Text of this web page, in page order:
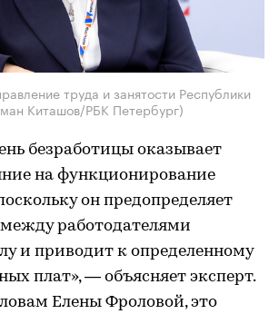
труда и занятости Республики
Киташов/РБК Петербург)
безработицы оказывает
на функционирование
он предопределяет
работодателями
и приводит к определенному
плат», — объясняет эксперт.
Елены Фроловой, это